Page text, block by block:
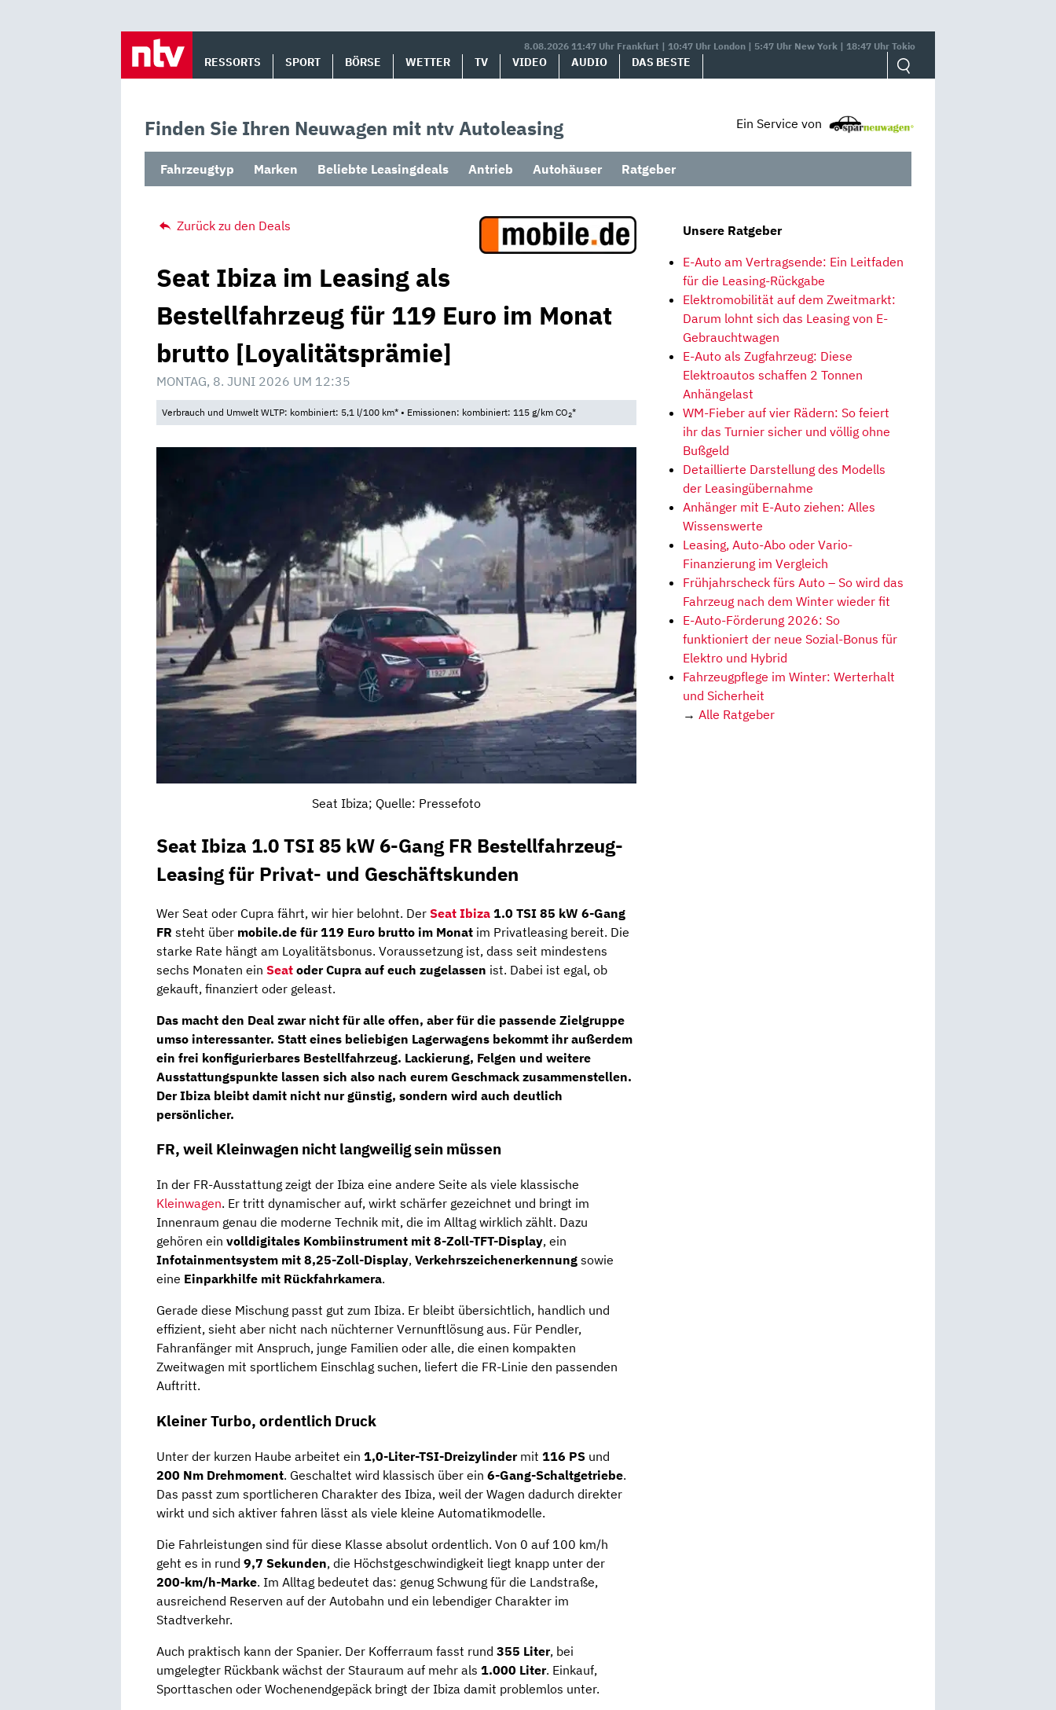
8.08.2026 11:47 Uhr Frankfurt | 10:47 Uhr London | 5:47 Uhr New York | 18:47 Uhr Tokio
RESSORTS SPORT BÖRSE WETTER TV VIDEO AUDIO DAS BESTE
Finden Sie Ihren Neuwagen mit ntv Autoleasing Ein Service von
Fahrzeugtyp Marken Beliebte Leasingdeals Antrieb Autohäuser Ratgeber
Zurück zu den Deals
Seat Ibiza im Leasing als
Bestellfahrzeug für 119 Euro im Monat
brutto [Loyalitätsprämie]
MONTAG, 8. JUNI 2026 UM 12:35
Verbrauch und Umwelt WLTP: kombiniert: 5,1 l/100 km* • Emissionen: kombiniert: 115 g/km CO2*
Seat Ibiza; Quelle: Pressefoto
Seat Ibiza 1.0 TSI 85 kW 6-Gang FR Bestellfahrzeug-
Leasing für Privat- und Geschäftskunden
Wer Seat oder Cupra fährt, wir hier belohnt. Der Seat Ibiza 1.0 TSI 85 kW 6-Gang
FR steht über mobile.de für 119 Euro brutto im Monat im Privatleasing bereit. Die
starke Rate hängt am Loyalitätsbonus. Voraussetzung ist, dass seit mindestens
sechs Monaten ein Seat oder Cupra auf euch zugelassen ist. Dabei ist egal, ob
gekauft, finanziert oder geleast.
Das macht den Deal zwar nicht für alle offen, aber für die passende Zielgruppe
umso interessanter. Statt eines beliebigen Lagerwagens bekommt ihr außerdem
ein frei konfigurierbares Bestellfahrzeug. Lackierung, Felgen und weitere
Ausstattungspunkte lassen sich also nach eurem Geschmack zusammenstellen.
Der Ibiza bleibt damit nicht nur günstig, sondern wird auch deutlich
persönlicher.
FR, weil Kleinwagen nicht langweilig sein müssen
In der FR-Ausstattung zeigt der Ibiza eine andere Seite als viele klassische
Kleinwagen. Er tritt dynamischer auf, wirkt schärfer gezeichnet und bringt im
Innenraum genau die moderne Technik mit, die im Alltag wirklich zählt. Dazu
gehören ein volldigitales Kombiinstrument mit 8-Zoll-TFT-Display, ein
Infotainmentsystem mit 8,25-Zoll-Display, Verkehrszeichenerkennung sowie
eine Einparkhilfe mit Rückfahrkamera.
Gerade diese Mischung passt gut zum Ibiza. Er bleibt übersichtlich, handlich und
effizient, sieht aber nicht nach nüchterner Vernunftlösung aus. Für Pendler,
Fahranfänger mit Anspruch, junge Familien oder alle, die einen kompakten
Zweitwagen mit sportlichem Einschlag suchen, liefert die FR-Linie den passenden
Auftritt.
Kleiner Turbo, ordentlich Druck
Unter der kurzen Haube arbeitet ein 1,0-Liter-TSI-Dreizylindermit 116 PS und
200 Nm Drehmoment. Geschaltet wird klassisch über ein 6-Gang-Schaltgetriebe.
Das passt zum sportlicheren Charakter des Ibiza, weil der Wagen dadurch direkter
wirkt und sich aktiver fahren lässt als viele kleine Automatikmodelle.
Die Fahrleistungen sind für diese Klasse absolut ordentlich. Von 0 auf 100 km/h
geht es in rund 9,7 Sekunden, die Höchstgeschwindigkeit liegt knapp unter der
200-km/h-Marke. Im Alltag bedeutet das: genug Schwung für die Landstraße,
ausreichend Reserven auf der Autobahn und ein lebendiger Charakter im
Stadtverkehr.
Auch praktisch kann der Spanier. Der Kofferraum fasst rund 355 Liter, bei
umgelegter Rückbank wächst der Stauraum auf mehr als 1.000 Liter. Einkauf,
Sporttaschen oder Wochenendgepäck bringt der Ibiza damit problemlos unter.
Unsere Ratgeber
E-Auto am Vertragsende: Ein Leitfaden
für die Leasing-Rückgabe
Elektromobilität auf dem Zweitmarkt:
Darum lohnt sich das Leasing von E-
Gebrauchtwagen
E-Auto als Zugfahrzeug: Diese
Elektroautos schaffen 2 Tonnen
Anhängelast
WM-Fieber auf vier Rädern: So feiert
ihr das Turnier sicher und völlig ohne
Bußgeld
Detaillierte Darstellung des Modells
der Leasingübernahme
Anhänger mit E-Auto ziehen: Alles
Wissenswerte
Leasing, Auto-Abo oder Vario-
Finanzierung im Vergleich
Frühjahrscheck fürs Auto – So wird das
Fahrzeug nach dem Winter wieder fit
E-Auto-Förderung 2026: So
funktioniert der neue Sozial-Bonus für
Elektro und Hybrid
Fahrzeugpflege im Winter: Werterhalt
und Sicherheit
→ Alle Ratgeber